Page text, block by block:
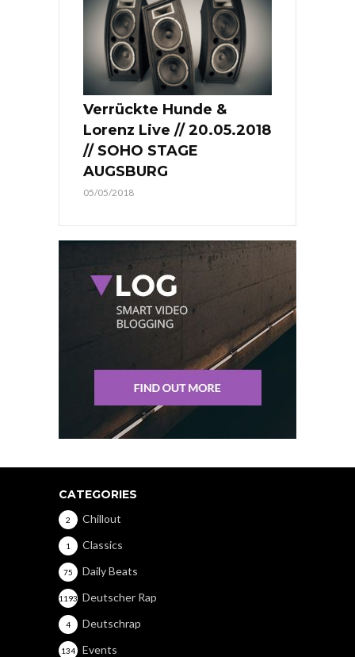
Verrückte Hunde &
Lorenz Live // 20.05.2018
// SOHO STAGE
AUGSBURG
05/05/2018
CATEGORIES
Chillout
2
Classics
1
Daily Beats
75
Deutscher Rap
1193
Deutschrap
4
Events
134